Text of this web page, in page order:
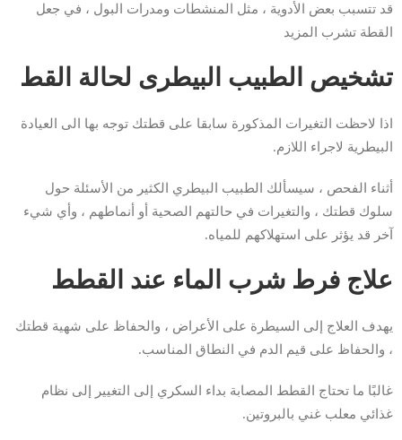
قد تتسبب بعض الأدوية ، مثل المنشطات ومدرات البول ، في جعل
القطة تشرب المزيد
تشخيص الطبيب البيطرى لحالة القط
اذا لاحظت التغيرات المذكورة سابقا على قطتك توجه بها الى العيادة
البيطرية لاجراء اللازم.
أثناء الفحص ، سيسألك الطبيب البيطري الكثير من الأسئلة حول
سلوك قطتك ، والتغيرات في حالتهم الصحية أو أنماطهم ، وأي شيء
آخر قد يؤثر على استهلاكهم للمياه.
علاج فرط شرب الماء عند القطط
يهدف العلاج إلى السيطرة على الأعراض ، والحفاظ على شهية قطتك
، والحفاظ على قيم الدم في النطاق المناسب.
غالبًا ما تحتاج القطط المصابة بداء السكري إلى التغيير إلى نظام
غذائي معلب غني بالبروتين.